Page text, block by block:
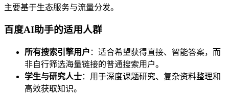
主要基于生态服务与流量分发。
百度AI助手的适用人群
所有搜索引擎用户 ：适合希望获得直接、智能答案，而
非自行筛选海量链接的普通搜索用户。
学生与研究人士：用于深度课题研究、复杂资料整理和
高效获取知识。